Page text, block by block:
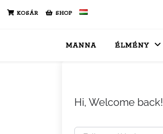
KOSÁR SHOP
MANNA ÉLMÉNY
Hi, Welcome back!